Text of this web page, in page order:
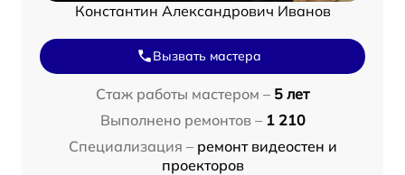
Константин Александрович Иванов
Вызвать мастера
Стаж работы мастером – 5 лет
Выполнено ремонтов – 1 210
Специализация – ремонт видеостен и
проекторов